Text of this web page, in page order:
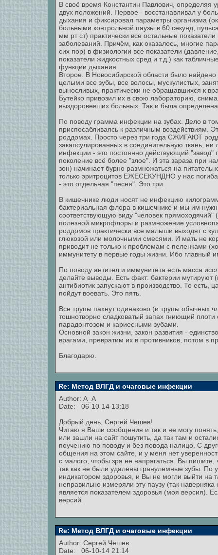
В своё время Константин Павлович, определяя
двух положений. Первое - восстанавливал у
дыхания и фиксировал параметры организма
больными контрольной паузы в 60 секунд,
мм рт ст) практически все остальные
заболеваний. Причём, как оказалось, многие
сих пор) в физиологии все показатели
показатели жидкостных сред и т.д.) как
функции дыхания.
Второе. В Новосибирской области было
целыми все зубы, все волосы, мускулистых,
выносливых, практически не обращавшихся к
Бутейко привозил их в свою лабораторию,
выздоровевших больных. Так и была
По поводу грамма инфекции на зубах. Дело в
приспосабливаясь к различным воздействиям.
роддомах. Просто через три года СЖИГАЮТ
закапсулированных в соединительную ткань,
инфекции - это постоянно действующий
поколение всё более "злое". И эта зараза при
зон) начинает бурно размножаться на
только эритроцитов ЕЖЕСЕКУНДНО у нас
- это отдельная "песня". Это три.
В кишечнике люди носят не инфекцию
бактериальная флора в кишечнике и мы им
соответствующую виду "человек прямоходячий"
полезной микрофлоры и размножение
роддомов практически все малыши выходят с
глюкозой или молочными смесями. И мать не
приводит не только к проблемам с пеленками
иммунитету в первые годы жизни. Ибо главный
По поводу антител и иммунитета есть масса
делайте выводы. Есть факт: бактерии мутируют
антибиотик запускают в производство. То есть,
пойдут воевать. Это пять.
Все трупы пахнут одинаково (и трупы обычных
тошнотворно сладковатый запах гниющий плоти
парадонтозом и кариесными зубами.
Основной закон жизни, закон развития -
врагами, превратим их в противников, потом в
Благодарю.
Re: Метод ВЛГД и очаговые инфекции
Author: A_A
Date: 06-10-14 13:18
Добрый день, Сергей Чешев!
Читаю я Ваши сообщения и так и не могу
или зашли на сайт пошутить, да так там и
поучению по поводу и без повода налицо. С
общения на этом сайте, и у меня нет
с малого, чтобы зря не напрягаться. Вы
так как не были удалены гранулемные зубы. По
индикатором здоровья, и Вы не могли выйти на
неправильно измеряли эту паузу (так
является показателем здоровья (моя версия).
версий.
Re: Метод ВЛГД и очаговые инфекции
Author: Сергей Чёшев
Date: 06-10-14 21:14